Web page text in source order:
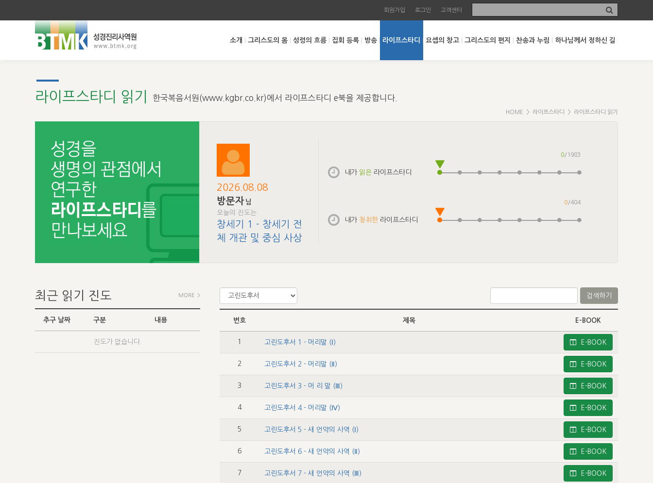
회원가입 로그인 고객센터
소개 그리스도의 몸 성령의 흐름 집회 등록 방송 라이프스타디 요셉의 창고 그리스도의 편지 찬송과 누림 하나님께서 정하신 길
라이프스타디 읽기 한국복음서원(www.kgbr.co.kr)에서 라이프스타디 e북을 제공합니다.
HOME > 라이프스타디 > 라이프스타디 읽기
2026.08.08
방문자 님
오늘의 진도는
창세기 1 - 창세기 전
체 개관 및 중심 사상
내가 읽은 라이프스타디
0/1983
내가 청취한 라이프스타디
0/404
최근 읽기 진도 MORE >
추구 날짜 구분 내용
진도가 없습니다.
검색하기
번호 제목 E-BOOK
1 고린도후서 1 - 머리말 (Ⅰ) E-BOOK
2 고린도후서 2 - 머리말 (Ⅱ) E-BOOK
3 고린도후서 3 - 머 리 말 (Ⅲ) E-BOOK
4 고린도후서 4 - 머리말 (Ⅳ) E-BOOK
5 고린도후서 5 - 새 언약의 사역 (Ⅰ) E-BOOK
6 고린도후서 6 - 새 언약의 사역 (Ⅱ) E-BOOK
7 고린도후서 7 - 새 언약의 사역 (Ⅲ) E-BOOK